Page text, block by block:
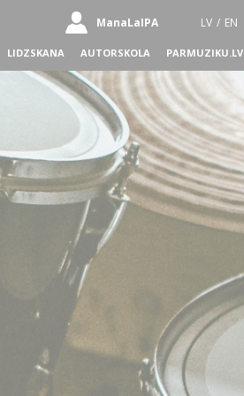
ManaLaIPA LV / EN
LIDZSKANA AUTORSKOLA PARMUZIKU.LV